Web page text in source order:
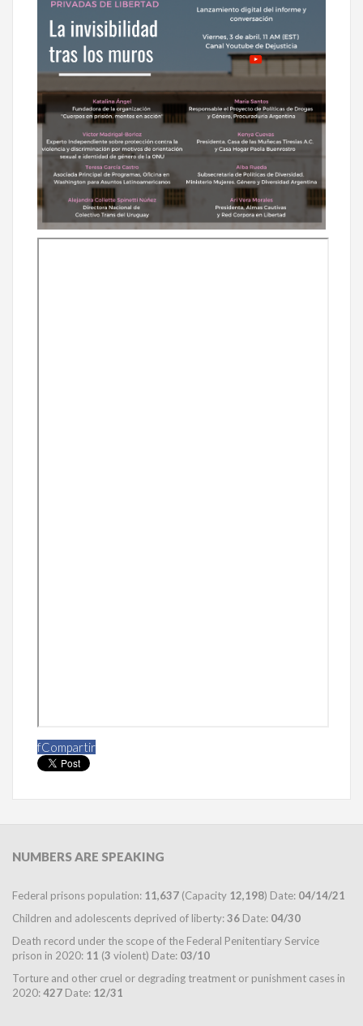
fCompartir
NUMBERSARE SPEAKING
Federal prisons population: 11,637 (Capacity 12,198) Date: 04/14/21
Children and adolescents deprived of liberty:36 Date: 04/30
Death record under the scope of the Federal Penitentiary Service
prison in 2020: 11 (3 violent) Date: 03/10
Torture and other cruel or degrading treatment or punishment cases in
2020:427 Date: 12/31